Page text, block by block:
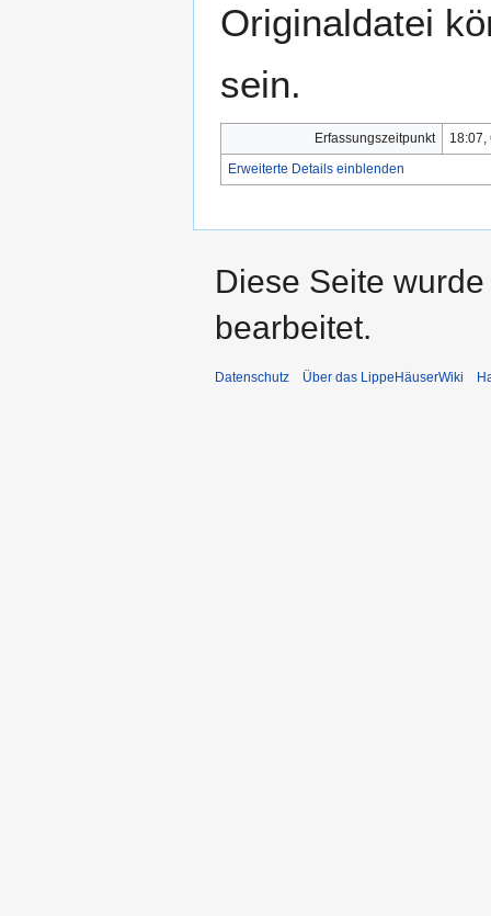
Originaldatei
sein.
Erfassungszeitpunkt
18:07,
Erweiterte Details einblenden
Diese Seite
bearbeitet.
Datenschutz Über das LippeHäuserWiki